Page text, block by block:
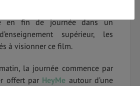
en fin de journée dans un
supérieur, les
à visionner ce film.
la journée commence par
offert par HeyMe autour d’une